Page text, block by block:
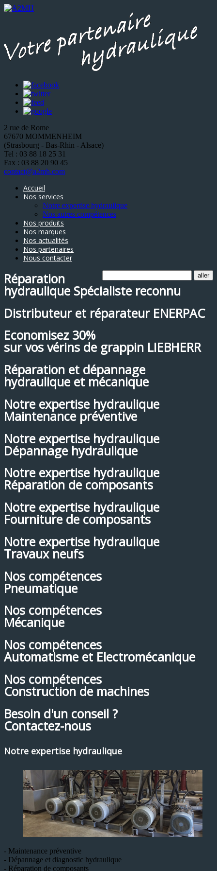
2 rue de Rome
67670 MOMMENHEIM
(Strasbourg - Bas-Rhin - Alsace)
Tel : 03 88 18 25 31
Fax : 03 88 20 90 45
contact@a2mh.com
Accueil
Nos services
Notre expertise hydraulique
Nos autres compétences
Nos produits
Nos marques
Nos actualités
Nos partenaires
Nous contacter
Réparation
hydrauliqueSpécialiste reconnu
Distributeur et réparateur ENERPAC
Economisez 30%
sur vos vérins de grappin LIEBHERR
Réparation et dépannage
hydraulique et mécanique
Notre expertise hydraulique
Maintenance préventive
Notre expertise hydraulique
Dépannage hydraulique
Notre expertise hydraulique
Réparation de composants
Notre expertise hydraulique
Fourniture de composants
Notre expertise hydraulique
Travaux neufs
Nos compétences
Pneumatique
Nos compétences
Mécanique
Nos compétences
Automatisme et Electromécanique
Nos compétences
Construction de machines
Besoin d'un conseil ?
Contactez-nous
Notre expertise hydraulique
- Maintenance préventive
- Dépannage et diagnostic hydraulique
- Réparation de composants